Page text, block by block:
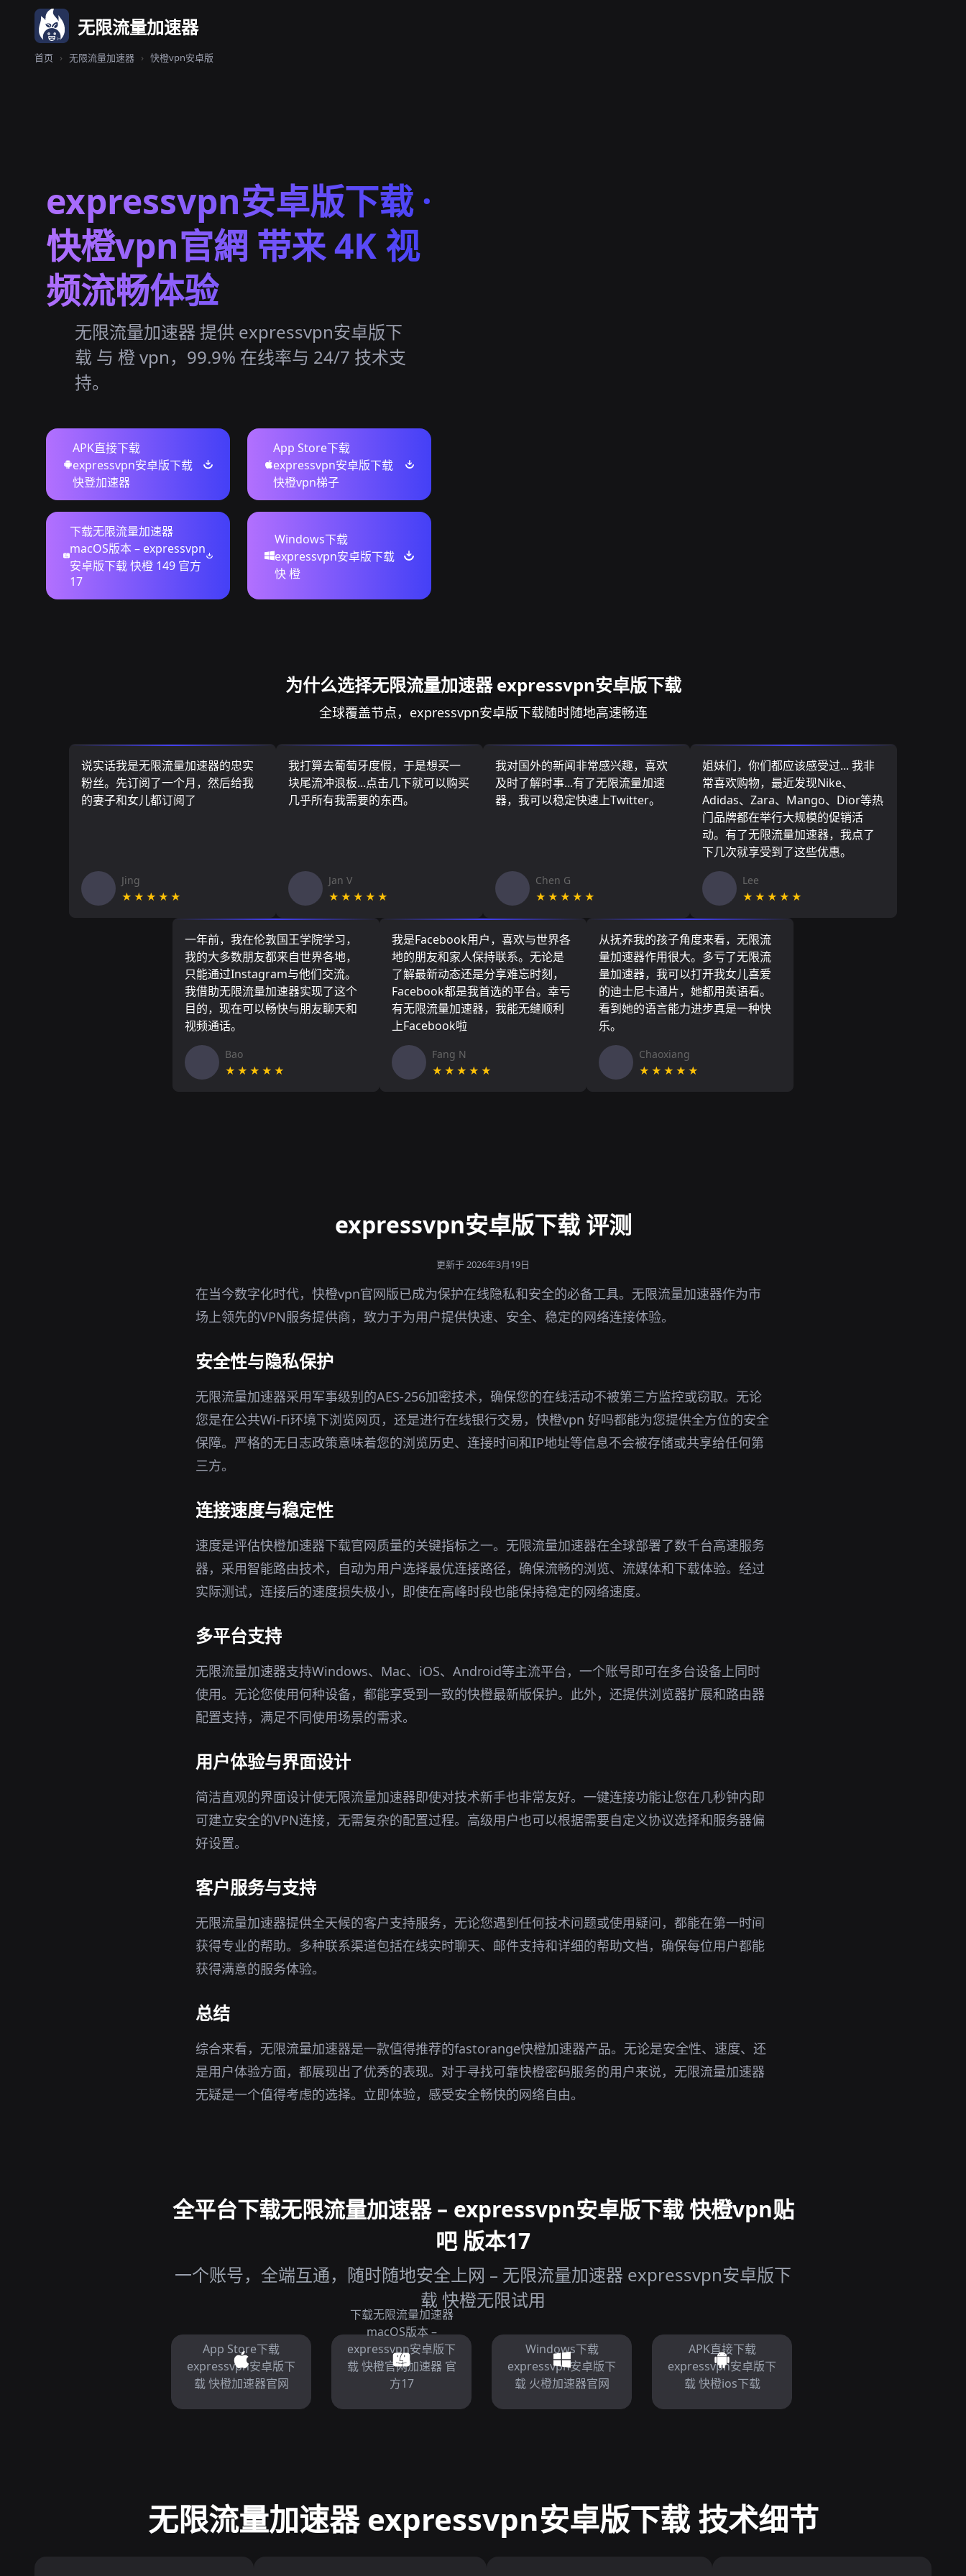
无限流量加速器
首页 › 无限流量加速器 › 快橙vpn安卓版
expressvpn安卓版下载 ·
快橙vpn官網 带来 4K 视
频流畅体验
无限流量加速器 提供 expressvpn安卓版下
载 与 橙 vpn，99.9% 在线率与 24/7 技术支
持。
APK直接下载
expressvpn安卓版下载
快登加速器
App Store下载
expressvpn安卓版下载
快橙vpn梯子
下载无限流量加速器
macOS版本 – expressvpn
安卓版下载 快橙 149 官方
17
Windows下载
expressvpn安卓版下载
快 橙
为什么选择无限流量加速器 expressvpn安卓版下载
全球覆盖节点，expressvpn安卓版下载随时随地高速畅连
说实话我是无限流量加速器的忠实
粉丝。先订阅了一个月，然后给我
的妻子和女儿都订阅了
Jing
★★★★★
我打算去葡萄牙度假，于是想买一
块尾流冲浪板...点击几下就可以购买
几乎所有我需要的东西。
Jan V
★★★★★
我对国外的新闻非常感兴趣，喜欢
及时了解时事...有了无限流量加速
器，我可以稳定快速上Twitter。
Chen G
★★★★★
姐妹们，你们都应该感受过... 我非
常喜欢购物，最近发现Nike、
Adidas、Zara、Mango、Dior等热
门品牌都在举行大规模的促销活
动。有了无限流量加速器，我点了
下几次就享受到了这些优惠。
Lee
★★★★★
一年前，我在伦敦国王学院学习，
我的大多数朋友都来自世界各地，
只能通过Instagram与他们交流。
我借助无限流量加速器实现了这个
目的，现在可以畅快与朋友聊天和
视频通话。
Bao
★★★★★
我是Facebook用户，喜欢与世界各
地的朋友和家人保持联系。无论是
了解最新动态还是分享难忘时刻，
Facebook都是我首选的平台。幸亏
有无限流量加速器，我能无缝顺利
上Facebook啦
Fang N
★★★★★
从抚养我的孩子角度来看，无限流
量加速器作用很大。多亏了无限流
量加速器，我可以打开我女儿喜爱
的迪士尼卡通片，她都用英语看。
看到她的语言能力进步真是一种快
乐。
Chaoxiang
★★★★★
expressvpn安卓版下载 评测
更新于 2026年3月19日
在当今数字化时代，快橙vpn官网版已成为保护在线隐私和安全的必备工具。无限流量加速器作为市
场上领先的VPN服务提供商，致力于为用户提供快速、安全、稳定的网络连接体验。
安全性与隐私保护
无限流量加速器采用军事级别的AES-256加密技术，确保您的在线活动不被第三方监控或窃取。无论
您是在公共Wi-Fi环境下浏览网页，还是进行在线银行交易，快橙vpn 好吗都能为您提供全方位的安全
保障。严格的无日志政策意味着您的浏览历史、连接时间和IP地址等信息不会被存储或共享给任何第
三方。
连接速度与稳定性
速度是评估快橙加速器下载官网质量的关键指标之一。无限流量加速器在全球部署了数千台高速服务
器，采用智能路由技术，自动为用户选择最优连接路径，确保流畅的浏览、流媒体和下载体验。经过
实际测试，连接后的速度损失极小，即使在高峰时段也能保持稳定的网络速度。
多平台支持
无限流量加速器支持Windows、Mac、iOS、Android等主流平台，一个账号即可在多台设备上同时
使用。无论您使用何种设备，都能享受到一致的快橙最新版保护。此外，还提供浏览器扩展和路由器
配置支持，满足不同使用场景的需求。
用户体验与界面设计
简洁直观的界面设计使无限流量加速器即使对技术新手也非常友好。一键连接功能让您在几秒钟内即
可建立安全的VPN连接，无需复杂的配置过程。高级用户也可以根据需要自定义协议选择和服务器偏
好设置。
客户服务与支持
无限流量加速器提供全天候的客户支持服务，无论您遇到任何技术问题或使用疑问，都能在第一时间
获得专业的帮助。多种联系渠道包括在线实时聊天、邮件支持和详细的帮助文档，确保每位用户都能
获得满意的服务体验。
总结
综合来看，无限流量加速器是一款值得推荐的fastorange快橙加速器产品。无论是安全性、速度、还
是用户体验方面，都展现出了优秀的表现。对于寻找可靠快橙密码服务的用户来说，无限流量加速器
无疑是一个值得考虑的选择。立即体验，感受安全畅快的网络自由。
全平台下载无限流量加速器 – expressvpn安卓版下载 快橙vpn贴
吧 版本17
一个账号，全端互通，随时随地安全上网 – 无限流量加速器 expressvpn安卓版下
载 快橙无限试用
App Store下载
expressvpn安卓版下
载 快橙加速器官网
下载无限流量加速器
macOS版本 –
expressvpn安卓版下
载 快橙官网加速器 官
方17
Windows下载
expressvpn安卓版下
载 火橙加速器官网
APK直接下载
expressvpn安卓版下
载 快橙ios下载
无限流量加速器 expressvpn安卓版下载 技术细节